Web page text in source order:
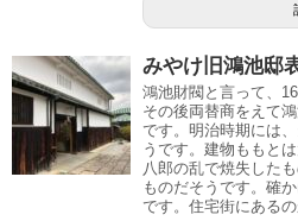
みやけ旧鴻池邸
鴻池財閥と言って、
その後両替商をえて
です。明治時期には
うです。建物ももと
八郎の乱で焼失した
ものだそうです。確
です。住宅街にあるの